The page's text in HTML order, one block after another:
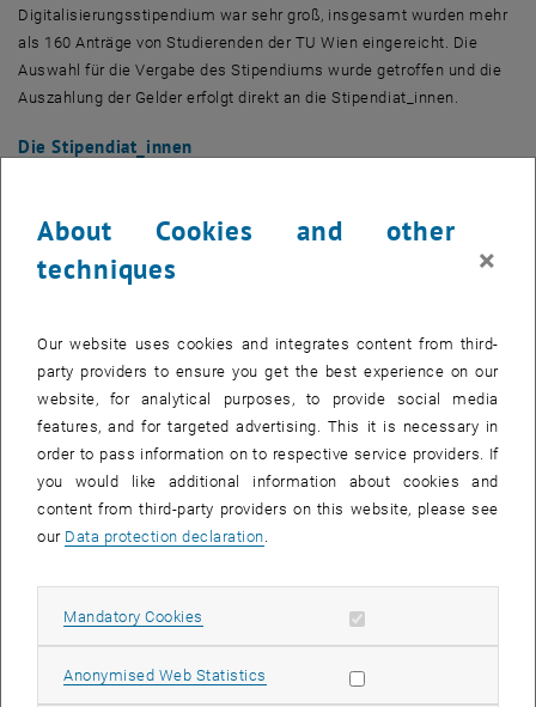
Digitalisierungsstipendium war sehr groß, insgesamt wurden mehr
als 160 Anträge von Studierenden der TU Wien eingereicht. Die
Auswahl für die Vergabe des Stipendiums wurde getroffen und die
Auszahlung der Gelder erfolgt direkt an die Stipendiat_innen.
Die Stipendiat_innen
herzlich!
Auer Andreas,Software Engineering & Internet Computing
Bejinariu Alexandru, Software & Information Engineering
Berger Markus,Business Informatics, Data Science
Bittner Fabian, Wirtschaftsingenieurwesen – Maschinenbau
Buchmayr David, Wirtschaftsingenieurwesen – Maschinenbau
Daleyev Dalel, Bauingenieurwesen
Danzinger Philipp,
Logic and Computation
Dillner Bernhard, Architektur
Fromherz Thomas, Technische Informatik
Software & Information Engineering
About Cookies and other
techniques
×
Our website uses cookies and integrates content from third-
party providers to ensure you get the best experience on our
website, for analytical purposes, to provide social media
features, and for targeted advertising. This it is necessary in
order to pass information on to respective service providers. If
you would like additional information about cookies and
content from third-party providers on this website, please see
our Data protection declaration.
Mandatory Cookies Allow mandatory cookies
Anonymised Web Statistics Allow statistic cookies